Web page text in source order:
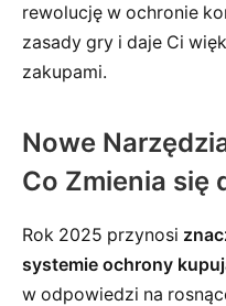
rewolucję w ochronie
zasady gry i daje Ci
zakupami.
Nowe
Co Zmienia się
Rok 2025 przynosi
systemie ochrony
w odpowiedzi na